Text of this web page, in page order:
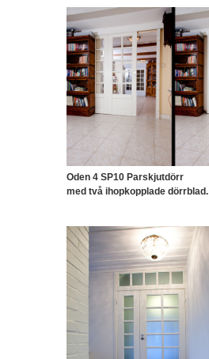
Oden 4 SP10 Parskjutdörr
med två ihopkopplade dörrblad.